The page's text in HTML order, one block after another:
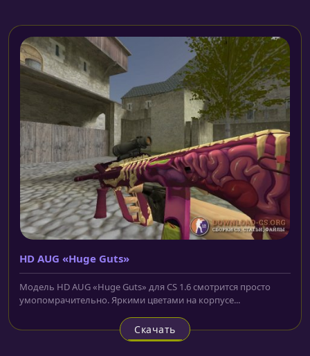
HD AUG «Huge Guts»
Модель HD AUG «Huge Guts» для CS 1.6 смотрится просто
умопомрачительно. Яркими цветами на корпусе...
Скачать